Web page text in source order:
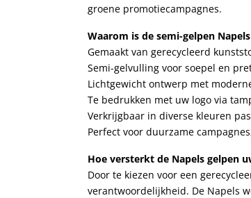
groene promotiecampagnes.
Waarom is de semi-gelpen
Gemaakt van gerecycleerd
Semi-gelvulling voor soepel en
Lichtgewicht ontwerp met
Te bedrukken met uw logo via
Verkrijgbaar in diverse kleuren
Perfect voor duurzame
Hoe versterkt de Napels gelpen
Door te kiezen voor een
verantwoordelijkheid. De Napels